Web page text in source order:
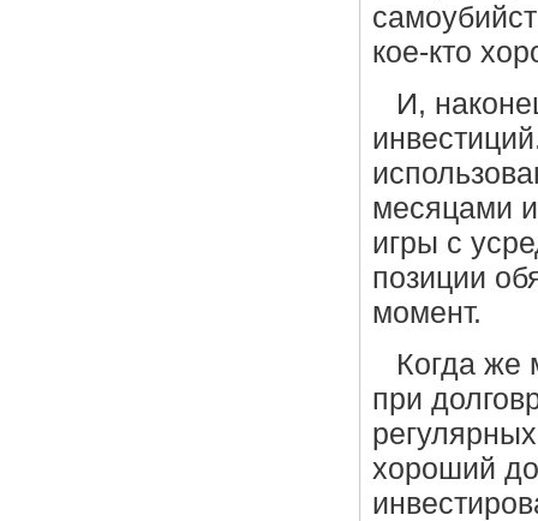
кое-кто
И,
месяцами
игры с
позиции
момент.
Когда же
при
хороший